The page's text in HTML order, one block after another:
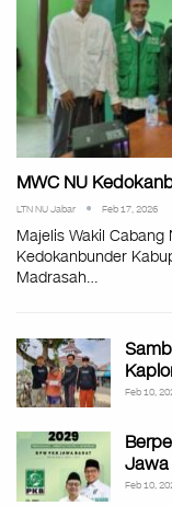
MWC NU
LTN NU Jabar Feb 17, 2026
Majelis Wakil
Kedokanbunder
Madrasah…
Feb 10,
Jawa
Feb 10,